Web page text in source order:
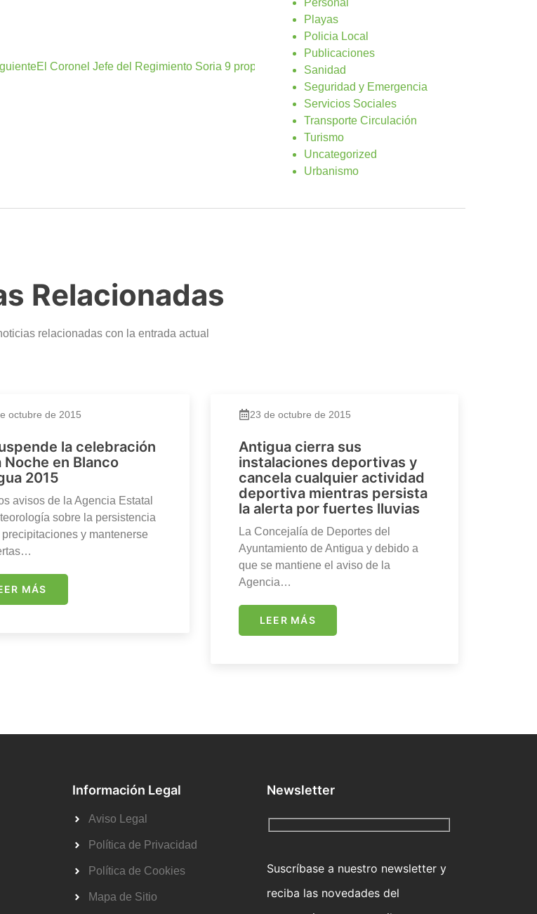
El Coronel Jefe del Regimiento Soria 9 propone Antigua para Arriado de Bandera
Personal
Playas
Policia Local
Publicaciones
Sanidad
Seguridad y Emergencia
Servicios Sociales
Transporte Circulación
Turismo
Uncategorized
Urbanismo
Relacionadas
relacionadas con la entrada actual
octubre de 2015
la celebración
Noche en Blanco
2015
avisos de la Agencia Estatal
sobre la persistencia
y mantenerse
MÁS
23 de octubre de 2015
Antigua cierra sus
instalaciones deportivas y
cancela cualquier actividad
deportiva mientras persista
la alerta por fuertes lluvias
La Concejalía de Deportes del
Ayuntamiento de Antigua y debido a
que se mantiene el aviso de la
Agencia…
LEER MÁS
Información Legal
Aviso Legal
Política de Privacidad
Política de Cookies
Mapa de Sitio
Newsletter
Suscríbase a nuestro newsletter y
reciba las novedades del